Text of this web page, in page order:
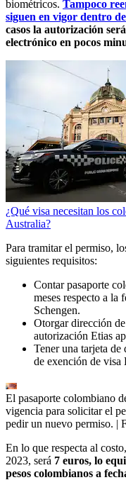
biométricos. Tampoco
siguen en vigor dentro
casos la autorización
electrónico en pocos
¿Qué visa necesitan los
Australia?
Para tramitar el permiso,
siguientes requisitos:
Contar pasaporte
meses respecto a la
Schengen.
Otorgar dirección
autorización Etias
Tener una tarjeta
de exención de visa
El pasaporte colombiano
vigencia para solicitar el
pedir un nuevo permiso. |
En lo que respecta al
2023, será 7 euros, lo
pesos colombianos a